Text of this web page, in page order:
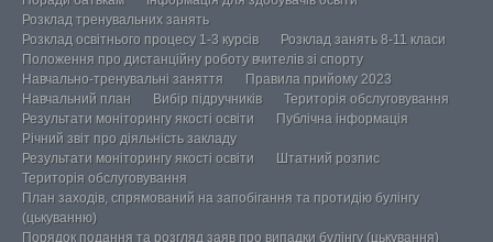
Розклад тренувальних занять
Розклад освітнього процесу 1-3 курсів
Розклад занять 8-11 класи
Положення про дистанційну роботу вчителів зі спорту
Навчально-тренувальні заняття
Правила прийому 2023
Навчальний план
Вибір підручників
Територія обслуговування
Результати моніторингу якості освіти
Публічна інформація
Річний звіт про діяльність закладу
Результати моніторингу якості освіти
Штатний розпис
Територія обслуговування
План заходів, спрямований на запобігання та протидію булінгу
(цькуванню)
Порядок подання та розгляд заяв про випадки булінгу (цькування)